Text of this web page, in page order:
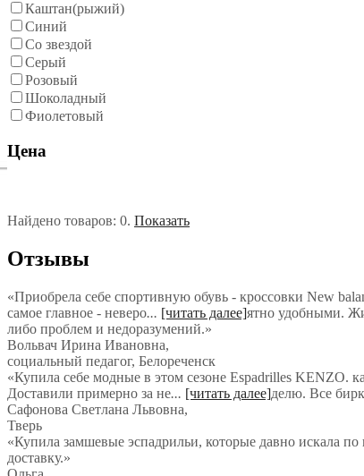
Каштан(рыжий)
Синий
Со звездой
Серый
Розовый
Шоколадный
Фиолетовый
Цена
Найдено товаров: 0. Показать
Отзывы
«Приобрела себе спортивную обувь - кроссовки New
самое главное - неверо... [читать далее]ятно удобными.
либо проблем и недоразумений.»
Вольвач Ирина Ивановна,
социальный педагог, Белореченск
«Купила себе модные в этом сезоне Espadrilles KENZO.
Доставили примерно за не... [читать далее]делю. Все
Сафонова Светлана Львовна,
Тверь
«Купила замшевые эспадрильи, которые давно искала
доставку.»